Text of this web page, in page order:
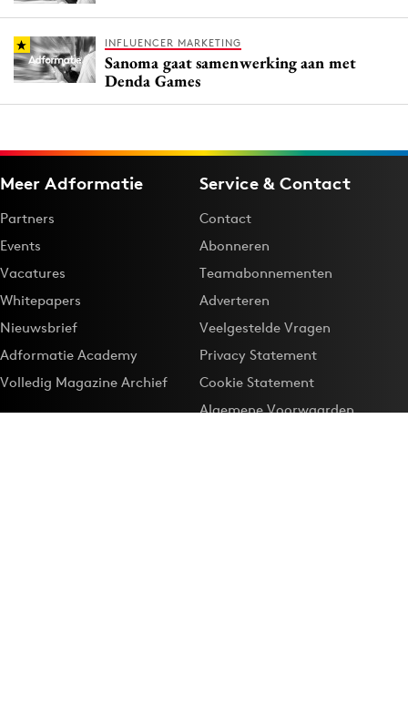
INFLUENCER MARKETING
Sanoma gaat samenwerking aan met
Denda Games
Meer Adformatie
Partners
Events
Vacatures
Whitepapers
Nieuwsbrief
Adformatie Academy
Volledig Magazine Archief
Service & Contact
Contact
Abonneren
Teamabonnementen
Adverteren
Veelgestelde Vragen
Privacy Statement
Cookie Statement
Algemene Voorwaarden